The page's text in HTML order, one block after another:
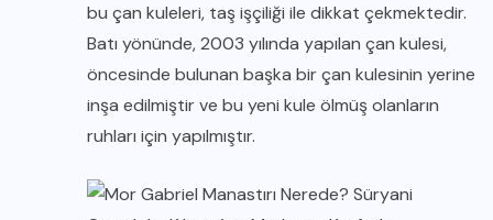
bu çan kuleleri, taş işçiliği ile dikkat çekmektedir.
Batı yönünde, 2003 yılında yapılan çan kulesi,
öncesinde bulunan başka bir çan kulesinin yerine
inşa edilmiştir ve bu yeni kule ölmüş olanların
ruhları için yapılmıştır.